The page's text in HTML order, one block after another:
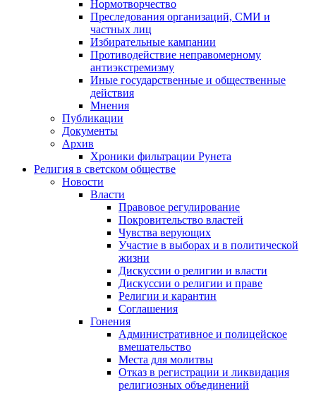
Нормотворчество
Преследования организаций, СМИ и
частных лиц
Избирательные кампании
Противодействие неправомерному
антиэкстремизму
Иные государственные и общественные
действия
Мнения
Публикации
Документы
Архив
Хроники фильтрации Рунета
Религия в светском обществе
Новости
Власти
Правовое регулирование
Покровительство властей
Чувства верующих
Участие в выборах и в политической
жизни
Дискуссии о религии и власти
Дискуссии о религии и праве
Религии и карантин
Соглашения
Гонения
Административное и полицейское
вмешательство
Места для молитвы
Отказ в регистрации и ликвидация
религиозных объединений